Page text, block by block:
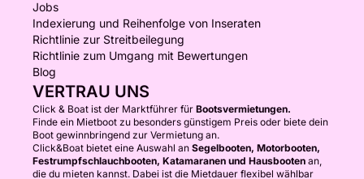
Jobs
Indexierung und Reihenfolge von Inseraten
Richtlinie zur Streitbeilegung
Richtlinie zum Umgang mit Bewertungen
Blog
VERTRAU UNS
Click & Boat ist der Marktführer für Bootsvermietungen.
Finde ein Mietboot zu besonders günstigem Preis oder biete dein
Boot gewinnbringend zur Vermietung an.
Click&Boat bietet eine Auswahl an Segelbooten, Motorbooten,
Festrumpfschlauchbooten, Katamaranen und Hausbooten an,
die du mieten kannst. Dabei ist die Mietdauer flexibel wählbar